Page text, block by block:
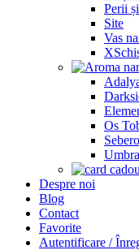
Perii
Site
Vas
Os
Sebero
Umbra
Despre noi
Blog
Contact
Favorite
Autentificare /